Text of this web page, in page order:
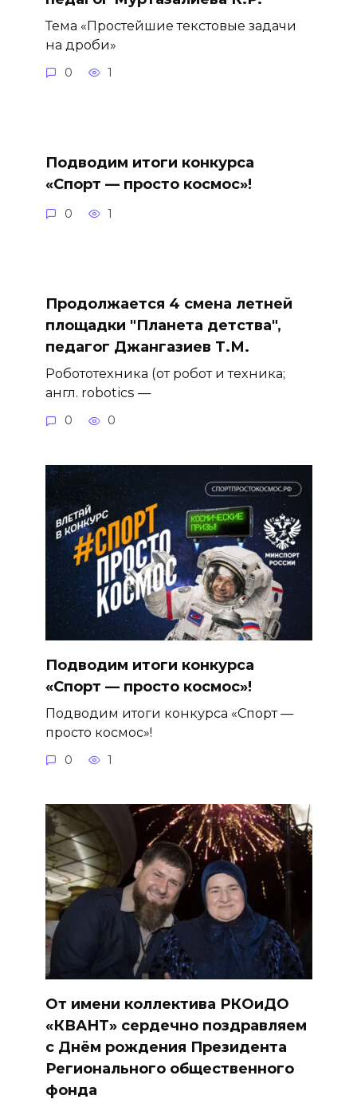
Тема «Простейшие текстовые задачи
на дроби»
0 1
Подводим итоги конкурса
«Спорт — просто космос»!
0 1
Продолжается 4 смена летней
площадки "Планета детства",
педагог Джангазиев Т.М.
Робототехника (от робот и техника;
англ. robotics —
0 0
Подводим итоги конкурса
«Спорт — просто космос»!
Подводим итоги конкурса «Спорт —
просто космос»!
0 1
От имени коллектива РКОиДО
«КВАНТ» сердечно поздравляем
с Днём рождения Президента
Регионального общественного
фонда